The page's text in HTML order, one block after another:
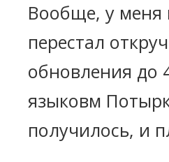
Вообще, у меня
перестал
обновления до
языковм
получилось, и